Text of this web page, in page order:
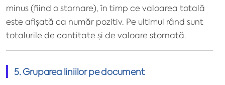
minus (fiind o stornare), în timp ce valoarea totală
este afișată ca număr pozitiv. Pe ultimul rând sunt
totalurile de cantitate și de valoare stornată.
5. Gruparea liniilor pe document